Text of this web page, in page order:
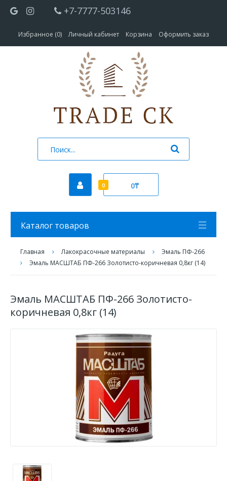
+7-7777-503146
Избранное (0) Личный кабинет Корзина Оформить заказ
0 0₸
Каталог товаров
Главная Лакокрасочные материалы
Эмаль ПФ-266
Эмаль МАСШТАБ ПФ-266 Золотисто-коричневая 0,8кг (14)
Эмаль МАСШТАБ ПФ-266 Золотисто-
коричневая 0,8кг (14)